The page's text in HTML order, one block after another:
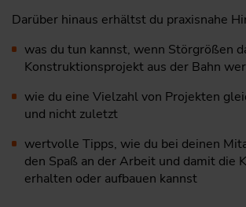
Darüber hinaus erhältst du praxisnahe
was du tun kannst, wenn Störgrößen
Konstruktionsprojekt aus der Bahn
wie du eine Vielzahl von Projekten
und nicht zuletzt
wertvolle Tipps, wie du bei deinen
den Spaß an der Arbeit und damit die
erhalten oder aufbauen kannst